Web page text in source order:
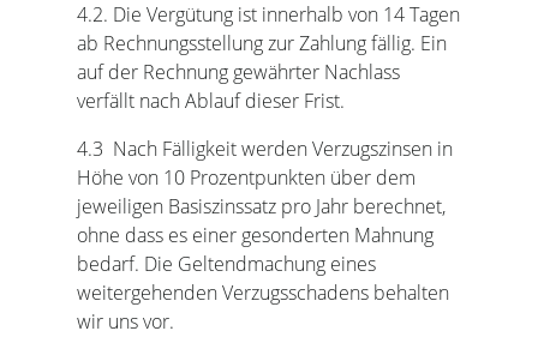
4.2. Die Vergütung ist innerhalb von 14 Tagen
ab Rechnungsstellung zur Zahlung fällig. Ein
auf der Rechnung gewährter Nachlass
verfällt nach Ablauf dieser Frist.
4.3 Nach Fälligkeit werden Verzugszinsen in
Höhe von 10 Prozentpunkten über dem
jeweiligen Basiszinssatz pro Jahr berechnet,
ohne dass es einer gesonderten Mahnung
bedarf. Die Geltendmachung eines
weitergehenden Verzugsschadens behalten
wir uns vor.